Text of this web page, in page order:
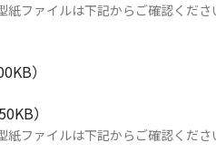
ファイルは下記からご確認くださ
）
）
ファイルは下記からご確認くださ